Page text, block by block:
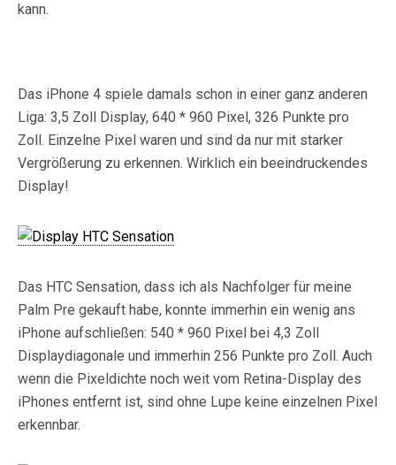
kann.
Das iPhone 4 spiele damals schon in einer ganz anderen
Liga: 3,5 Zoll Display, 640 * 960 Pixel, 326 Punkte pro
Zoll. Einzelne Pixel waren und sind da nur mit starker
Vergrößerung zu erkennen. Wirklich ein beeindruckendes
Display!
Das HTC Sensation, dass ich als Nachfolger für meine
Palm Pre gekauft habe, konnte immerhin ein wenig ans
iPhone aufschließen: 540 * 960 Pixel bei 4,3 Zoll
Displaydiagonale und immerhin 256 Punkte pro Zoll. Auch
wenn die Pixeldichte noch weit vom Retina-Display des
iPhones entfernt ist, sind ohne Lupe keine einzelnen Pixel
erkennbar.